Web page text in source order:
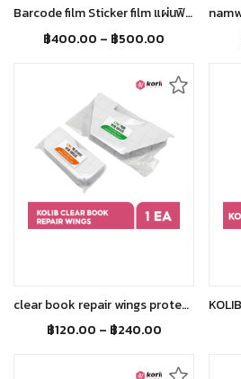
Barcode film Sticker film แผ่นฟิล์มใสปิดทับบาร์โค้ด แผ่นฟิล์มสติ๊กเกอร์ถนอมบาร์โค้ด
฿400.00 – ฿500.00
clear book repair wings protect book ฟิล์มใสถนอมหนังสือ สติ๊กเกอร์ใสปกป้อง ถนอมหนังสือ
฿120.00 – ฿240.00